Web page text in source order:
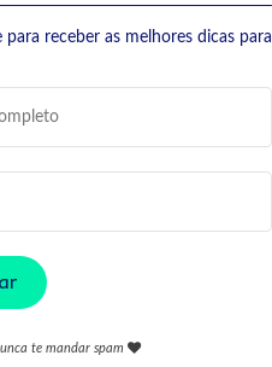
para receber as melhores dicas para
te mandar spam